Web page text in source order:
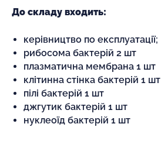
До складу входить:
керівництво по експлуатації;
рибосома бактерій 2 шт
плазматична мембрана 1 шт
клітинна стінка бактерій 1 шт
пілі бактерій 1 шт
джгутик бактерій 1 шт
нуклеоїд бактерій 1 шт